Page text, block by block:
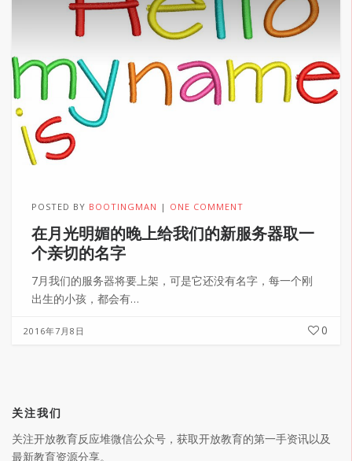
POSTED BY BOOTINGMAN ONE COMMENT
在月光明媚的晚上给我们的新服务器取一
个亲切的名字
7月我们的服务器将要上架，可是它还没有名字，每一个刚
出生的小孩，都会有…
2016年7月8日 0
关注我们
关注开放教育反应堆微信公众号，获取开放教育的第一手资讯以及
最新教育资源分享。